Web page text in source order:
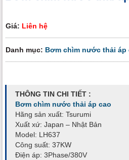
Giá: Liên hệ
Danh mục: Bơm chìm nước thải áp
THÔNG TIN CHI TIẾT :
Bơm chìm nước thải áp cao
Hãng sản xuất: Tsurumi
Xuất xứ: Japan – Nhật Bản
Model: LH637
Công suất: 37KW
Điện áp: 3Phase/380V